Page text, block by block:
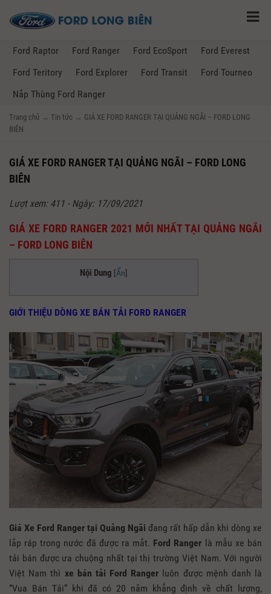
Ford Raptor Ford Ranger Ford EcoSport
Ford Everest
Ford Teritory
Ford Explorer Ford Transit
Ford Tourneo
Nắp Thùng Ford Ranger
Trang chủ → Tin tức → GIÁ XE FORD RANGER TẠI QUẢNG NGÃI – FORD LONG
BIÊN
GIÁ XE FORD RANGER TẠI QUẢNG NGÃI – FORD LONG
BIÊN
Lượt xem: 411 - Ngày: 17/09/2021
GIÁ XE FORD RANGER 2021 MỚI NHẤT TẠI QUẢNG NGÃI
– FORD LONG BIÊN
Nội Dung [Ẩn]
GIỚI THIỆU DÒNG XE BÁN TẢI FORD RANGER
Giá Xe Ford Ranger tại Quảng Ngãi đang rất hấp dẫn khi dòng xe
lắp ráp trong nước đã được ra mắt. Ford Ranger là mẫu xe bán
tải bán được ưa chuộng nhất tại thị trường Việt Nam. Với người
Việt Nam thì xe bán tải Ford Ranger luôn được mệnh danh là
“Vua Bán Tải” khi đã có 20 năm khẳng định về chất lượng,